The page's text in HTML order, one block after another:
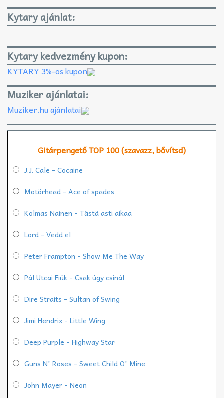
Kytary ajánlat:
Kytary kedvezmény kupon:
KYTARY 3%-os kupon
Muziker ajánlatai:
Muziker.hu ajánlatai
Gitárpengető TOP 100 (szavazz, bővítsd)
J.J. Cale - Cocaine
Motörhead - Ace of spades
Kolmas Nainen - Tästä asti aikaa
Lord - Vedd el
Peter Frampton - Show Me The Way
Pál Utcai Fiúk - Csak úgy csinál
Dire Straits - Sultan of Swing
Jimi Hendrix - Little Wing
Deep Purple - Highway Star
Guns N' Roses - Sweet Child O' Mine
John Mayer - Neon